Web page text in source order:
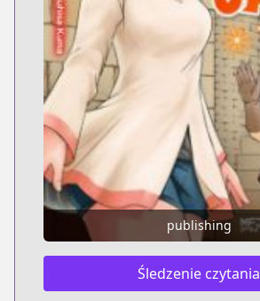
publishing
Śledzenie czytania